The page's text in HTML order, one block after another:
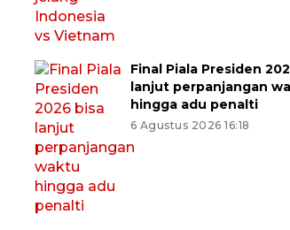
Final Piala Presiden
lanjut perpanjangan
hingga adu penalti
6 Agustus 2026 16:18